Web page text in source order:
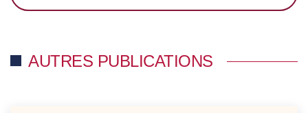
AUTRES PUBLICATIONS